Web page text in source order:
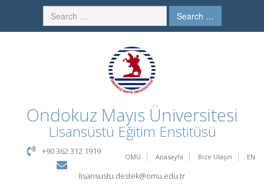
Search …
Ondokuz Mayıs Üniversitesi
Lisansüstü Eğitim Enstitüsü
OMÜ Anasayfa Bize Ulaşın EN
+90 362 312 1919
lisansustu.destek@omu.edu.tr